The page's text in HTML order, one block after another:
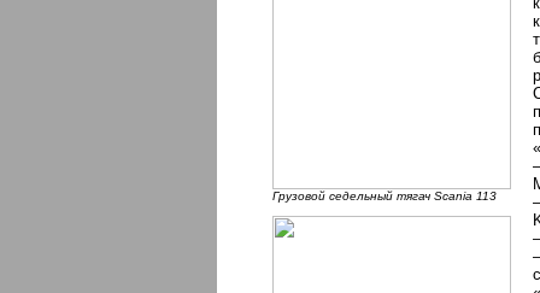
Грузовой седельный тягач Scania 113